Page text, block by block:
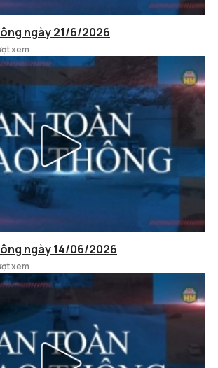
ngày 21/6/2026
xem
ngày 14/06/2026
xem